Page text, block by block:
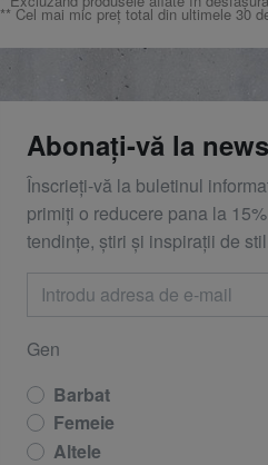
** Cel mai mic preț total din ultimele 30
Abonați-vă la
Înscrieți-vă la buletinul
primiți o reducere pana la
tendințe, știri și inspirații de
Gen
Barbat
Femeie
Altele